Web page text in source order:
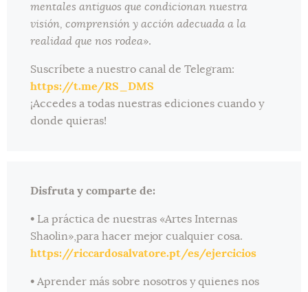
mentales antiguos que condicionan nuestra
visión, comprensión y acción adecuada a la
realidad que nos rodea».
Suscríbete a nuestro canal de Telegram:
https://t.me/RS_DMS
¡Accedes a todas nuestras ediciones cuando y
donde quieras!
Disfruta y comparte de:
• La práctica de nuestras «Artes Internas
Shaolin»,para hacer mejor cualquier cosa.
https://riccardosalvatore.pt/es/ejercicios
• Aprender más sobre nosotros y quienes nos